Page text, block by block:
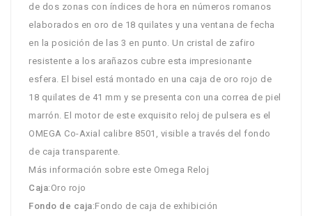
de dos zonas con índices de hora en números romanos
elaborados en oro de 18 quilates y una ventana de fecha
en la posición de las 3 en punto. Un cristal de zafiro
resistente a los arañazos cubre esta impresionante
esfera. El bisel está montado en una caja de oro rojo de
18 quilates de 41 mm y se presenta con una correa de piel
marrón. El motor de este exquisito reloj de pulsera es el
OMEGA Co-Axial calibre 8501, visible a través del fondo
de caja transparente.
Más información sobre este Omega Reloj
Caja:Oro rojo
Fondo de caja:Fondo de caja de exhibición